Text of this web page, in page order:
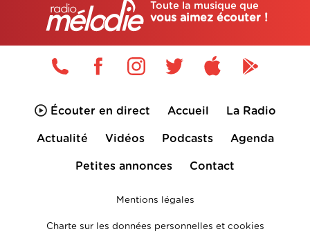
Toute la musique que
vous aimez écouter !
Écouter en direct Accueil La Radio
Actualité Vidéos Podcasts Agenda
Petites annonces Contact
Mentions légales
Charte sur les données personnelles et cookies